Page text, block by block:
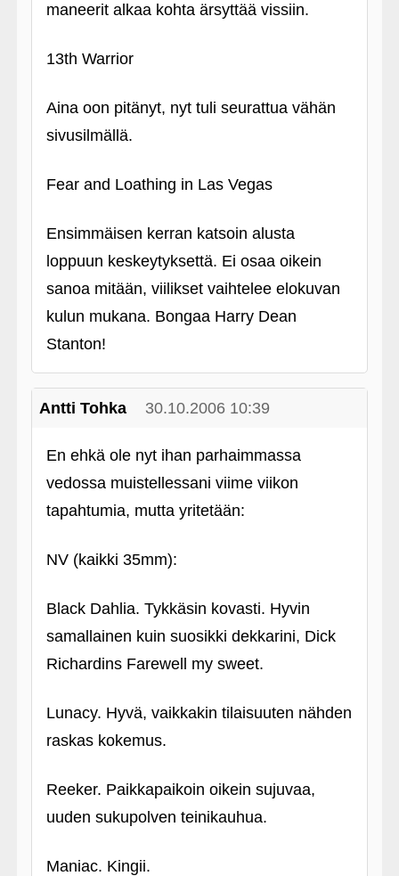
maneerit alkaa kohta ärsyttää vissiin.
13th Warrior
Aina oon pitänyt, nyt tuli seurattua vähän
sivusilmällä.
Fear and Loathing in Las Vegas
Ensimmäisen kerran katsoin alusta
loppuun keskeytyksettä. Ei osaa oikein
sanoa mitään, viilikset vaihtelee elokuvan
kulun mukana. Bongaa Harry Dean
Stanton!
Antti Tohka 30.10.2006 10:39
En ehkä ole nyt ihan parhaimmassa
vedossa muistellessani viime viikon
tapahtumia, mutta yritetään:
NV (kaikki 35mm):
Black Dahlia. Tykkäsin kovasti. Hyvin
samallainen kuin suosikki dekkarini, Dick
Richardins Farewell my sweet.
Lunacy. Hyvä, vaikkakin tilaisuuten nähden
raskas kokemus.
Reeker. Paikkapaikoin oikein sujuvaa,
uuden sukupolven teinikauhua.
Maniac. Kingii.